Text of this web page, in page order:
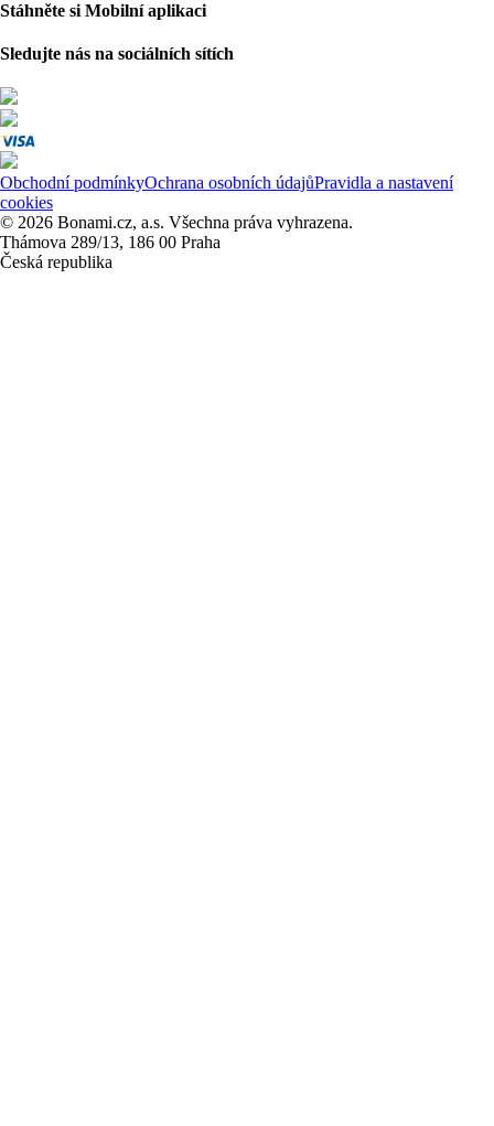
Stáhněte si Mobilní aplikaci
Sledujte nás na sociálních sítích
Obchodní podmínkyOchrana osobních údajůPravidla a nastavení
cookies
© 2026 Bonami.cz, a.s. Všechna práva vyhrazena.
Thámova 289/13, 186 00 Praha
Česká republika